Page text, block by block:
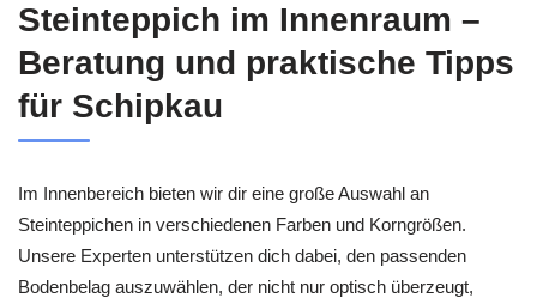
Steinteppich im Innenraum –
Beratung und praktische Tipps
für Schipkau
Im Innenbereich bieten wir dir eine große Auswahl an
Steinteppichen in verschiedenen Farben und Korngrößen.
Unsere Experten unterstützen dich dabei, den passenden
Bodenbelag auszuwählen, der nicht nur optisch überzeugt,